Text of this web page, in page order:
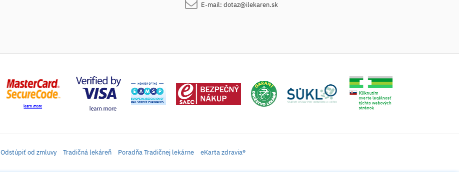
E-mail: dotaz@ilekaren.sk
Odstúpiť od zmluvy Tradičná lekáreň Poradňa Tradičnej lekárne eKarta zdravia®